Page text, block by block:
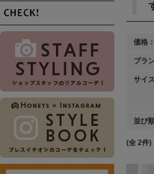
価格
ブラ
サイ
並び
(全 2件)